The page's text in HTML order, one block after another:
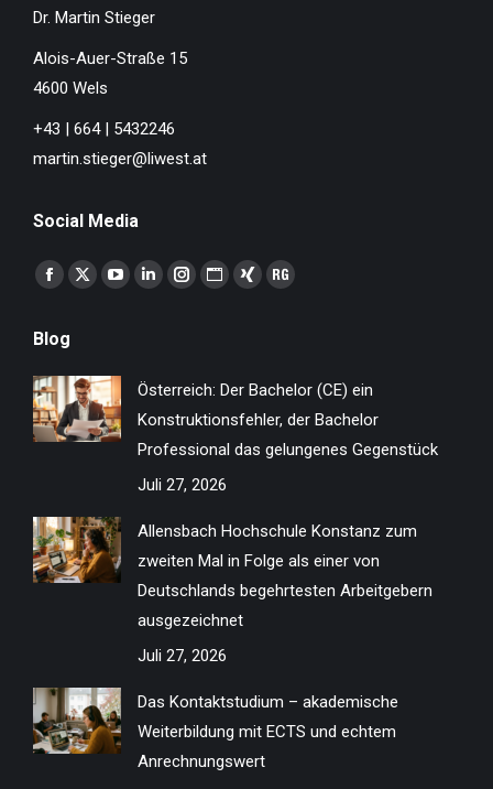
Dr. Martin Stieger
Alois-Auer-Straße 15
4600 Wels
+43 | 664 | 5432246
martin.stieger@liwest.at
Social Media
Finden Sie uns auf:
Facebook
opens
in
new
window
X
in
new
window
YouTube
in
new
window
Linkedin
new
window
Instagram
new
window
Website
new
window
XING
new
window
ResearchGate
new
window
Blog
Österreich: Der Bachelor (CE) ein
Konstruktionsfehler, der Bachelor
Professional das gelungenes Gegenstück
Juli 27, 2026
Allensbach Hochschule Konstanz zum
zweiten Mal in Folge als einer von
Deutschlands begehrtesten Arbeitgebern
ausgezeichnet
Juli 27, 2026
Das Kontaktstudium – akademische
Weiterbildung mit ECTS und echtem
Anrechnungswert